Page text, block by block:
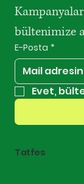
bültenimize
E-Posta *
Evet,
Tatfes